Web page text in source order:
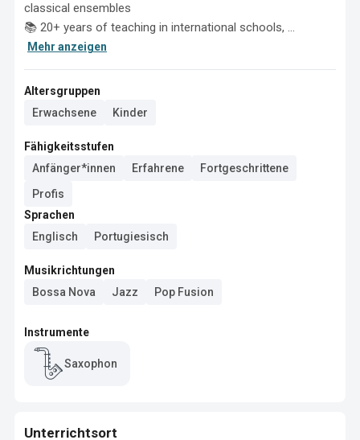
classical ensembles
📚 20+ years of teaching in international schools, ...
Mehr anzeigen
Altersgruppen
Erwachsene
Kinder
Fähigkeitsstufen
Anfänger*innen
Erfahrene
Fortgeschrittene
Profis
Sprachen
Englisch
Portugiesisch
Musikrichtungen
Bossa Nova
Jazz Pop Fusion
Instrumente
Saxophon
Unterrichtsort